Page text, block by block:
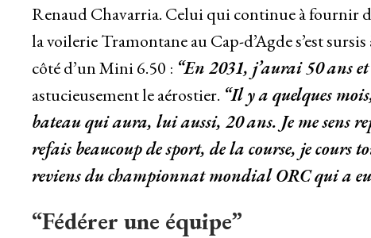
Renaud Chavarria. Celui qui continue à fournir
la voilerie Tramontane au Cap-d’Agde s’est
côté d’un Mini 6.50 : “En 2031, j’aurai 50 ans
astucieusement le aérostier. “Il y a quelques
bateau qui aura, lui aussi, 20 ans. Je me sens
refais beaucoup de sport, de la course, je cours
reviens du championnat mondial ORC qui a
“Fédérer une équipe”